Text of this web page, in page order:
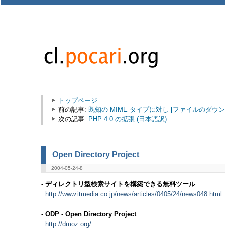
トップページ
前の記事: 既知の MIME タイプに対し [ファイルのダウ
次の記事: PHP 4.0 の拡張 (日本語訳)
Open Directory Project
2004-05-24-8
- ディレクトリ型検索サイトを構築できる無料ツール
http://www.itmedia.co.jp/news/articles/0405/24/news048.html
- ODP - Open Directory Project
http://dmoz.org/